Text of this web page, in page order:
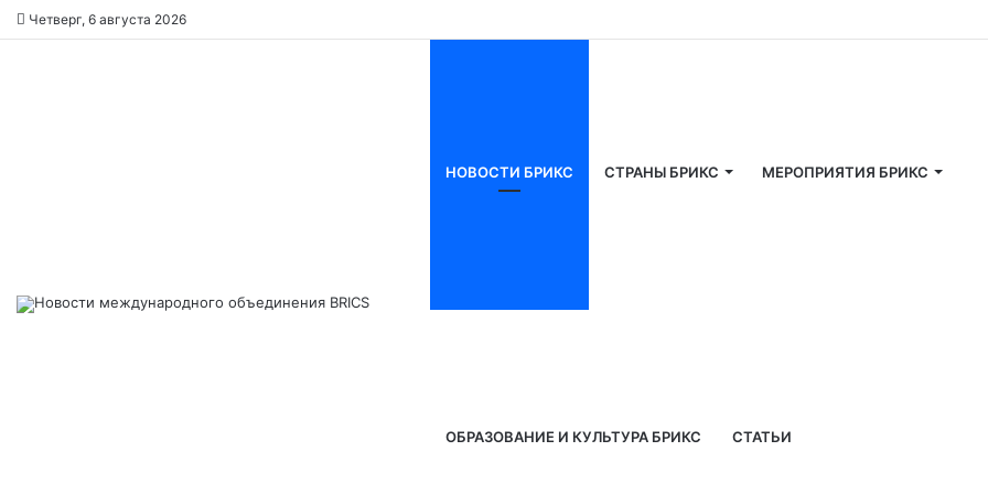
Четверг, 6 августа 2026
НОВОСТИ БРИКС СТРАНЫ БРИКС МЕРОПРИЯТИЯ БРИКС
ОБРАЗОВАНИЕ И КУЛЬТУРА БРИКС СТАТЬИ